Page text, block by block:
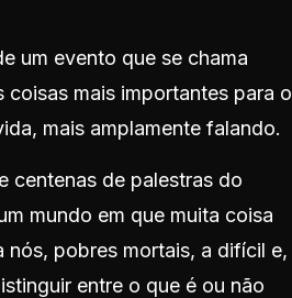
um evento que se chama
mais importantes para o
mais amplamente falando.
centenas de palestras do
mundo em que muita coisa
pobres mortais, a difícil e,
entre o que é ou não